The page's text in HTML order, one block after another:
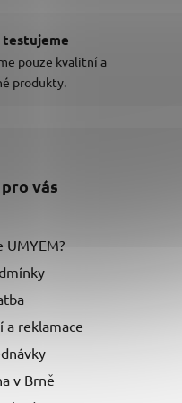
testujeme
pouze kvalitní a
produkty.
vás
UMYEM?
a reklamace
v Brně